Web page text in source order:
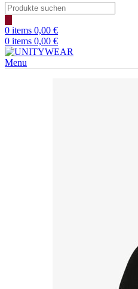
Products
search
0 items 0,00 €
0 items 0,00 €
Menu